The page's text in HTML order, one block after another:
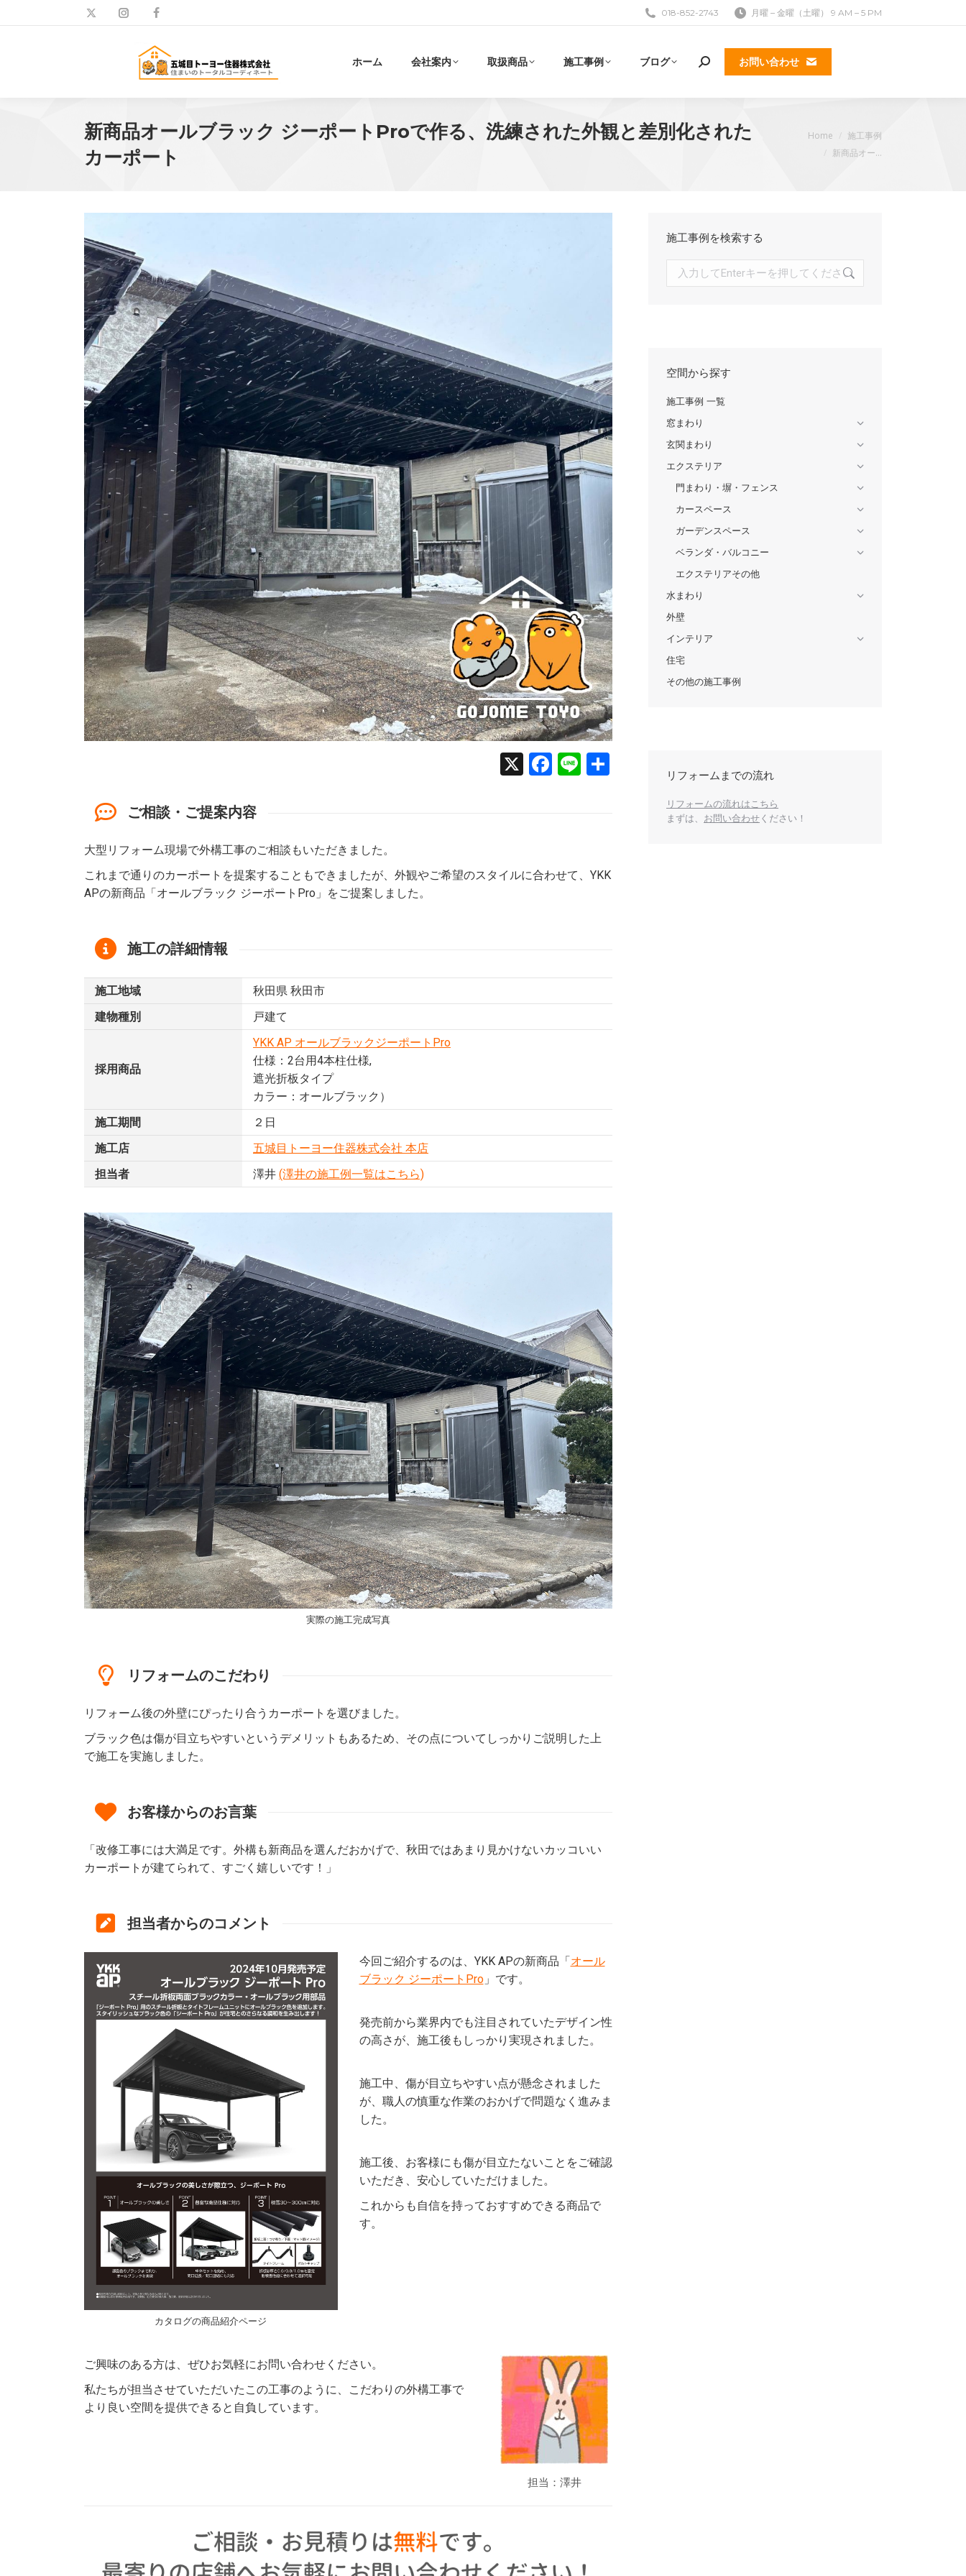
018-852-2743 月曜 – 金曜（土曜） 9 AM – 5 PM
ホーム 会社案内 取扱商品 施工事例 ブログ
検
お問い合わせ
新商品オールブラック ジーポートProで作る、洗練された外観と差別化された
カーポート
Home
施工事例
新商品オー…
X Facebook
Line
ご相談・ご提案内容
大型リフォーム現場で外構工事のご相談もいただきました。
これまで通りのカーポートを提案することもできましたが、外観やご希望のスタイルに合わせて、YKK
APの新商品「オールブラック ジーポートPro」をご提案しました。
施工の詳細情報
施工地域
秋田県 秋田市
建物種別
戸建て
採用商品
YKK AP オールブラックジーポートPro
仕様：2台用4本柱仕様,
遮光折板タイプ
カラー：オールブラック）
施工期間
２日
施工店
五城目トーヨー住器株式会社 本店
担当者
澤井 (澤井の施工例一覧はこちら)
実際の施工完成写真
リフォームのこだわり
リフォーム後の外壁にぴったり合うカーポートを選びました。
ブラック色は傷が目立ちやすいというデメリットもあるため、その点についてしっかりご説明した上
で施工を実施しました。
お客様からのお言葉
「改修工事には大満足です。外構も新商品を選んだおかげで、秋田ではあまり見かけないカッコいい
カーポートが建てられて、すごく嬉しいです！」
担当者からのコメント
カタログの商品紹介ページ
今回ご紹介するのは、YKK APの新商品「オール
ブラック ジーポートPro」です。
発売前から業界内でも注目されていたデザイン性
の高さが、施工後もしっかり実現されました。
施工中、傷が目立ちやすい点が懸念されました
が、職人の慎重な作業のおかげで問題なく進みま
した。
施工後、お客様にも傷が目立たないことをご確認
いただき、安心していただけました。
これからも自信を持っておすすめできる商品で
す。
ご興味のある方は、ぜひお気軽にお問い合わせください。
私たちが担当させていただいたこの工事のように、こだわりの外構工事で
より良い空間を提供できると自負しています。
担当：澤井
施工事例を検索する
空間から探す
施工事例 一覧
窓まわり
玄関まわり
エクステリア
門まわり・塀・フェンス
カースペース
ガーデンスペース
ベランダ・バルコニー
エクステリアその他
水まわり
外壁
インテリア
住宅
その他の施工事例
リフォームまでの流れ
リフォームの流れはこちら
まずは、 お問い合わせ ください！